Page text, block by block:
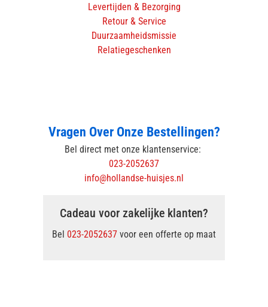
Levertijden & Bezorging
Retour & Service
Duurzaamheidsmissie
Relatiegeschenken
Vragen Over Onze Bestellingen?
Bel direct met onze klantenservice:
023-2052637
info@hollandse-huisjes.nl
Cadeau voor zakelijke klanten?
Bel 023-2052637 voor een offerte op maat